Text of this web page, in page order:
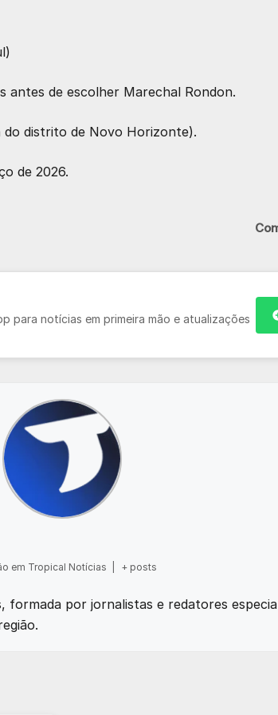
antes de escolher Marechal Rondon.
do distrito de Novo Horizonte).
de 2026.
para notícias em primeira mão e atualizações
em Tropical Notícias + posts
formada por jornalistas e redatores